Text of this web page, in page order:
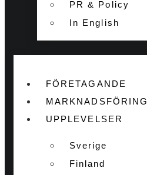
PR & Policy
In English
FÖRETAGANDE
MARKNADSFÖRING
UPPLEVELSER
Sverige
Finland